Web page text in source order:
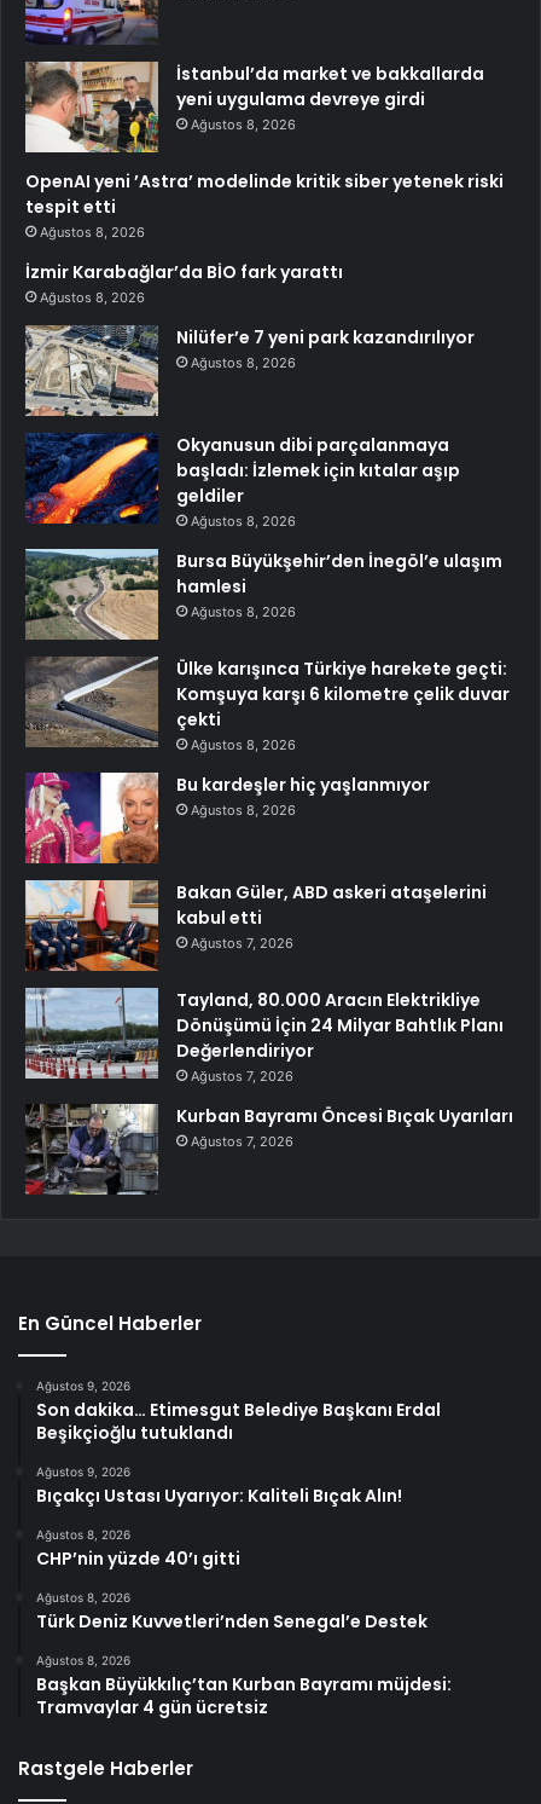
İstanbul’da market ve bakkallarda
yeni uygulama devreye girdi
Ağustos 8, 2026
OpenAI yeni ’Astra’ modelinde kritik siber yetenek riski
tespit etti
Ağustos 8, 2026
İzmir Karabağlar’da BİO fark yarattı
Ağustos 8, 2026
Nilüfer’e 7 yeni park kazandırılıyor
Ağustos 8, 2026
Okyanusun dibi parçalanmaya
başladı: İzlemek için kıtalar aşıp
geldiler
Ağustos 8, 2026
Bursa Büyükşehir’den İnegöl’e ulaşım
hamlesi
Ağustos 8, 2026
Ülke karışınca Türkiye harekete geçti:
Komşuya karşı 6 kilometre çelik duvar
çekti
Ağustos 8, 2026
Bu kardeşler hiç yaşlanmıyor
Ağustos 8, 2026
Bakan Güler, ABD askeri ataşelerini
kabul etti
Ağustos 7, 2026
Tayland, 80.000 Aracın Elektrikliye
Dönüşümü İçin 24 Milyar Bahtlık Planı
Değerlendiriyor
Ağustos 7, 2026
Kurban Bayramı Öncesi Bıçak Uyarıları
Ağustos 7, 2026
En Güncel Haberler
Ağustos 9, 2026
Son dakika… Etimesgut Belediye Başkanı Erdal
Beşikçioğlu tutuklandı
Ağustos 9, 2026
Bıçakçı Ustası Uyarıyor: Kaliteli Bıçak Alın!
Ağustos 8, 2026
CHP’nin yüzde 40’ı gitti
Ağustos 8, 2026
Türk Deniz Kuvvetleri’nden Senegal’e Destek
Ağustos 8, 2026
Başkan Büyükkılıç’tan Kurban Bayramı müjdesi:
Tramvaylar 4 gün ücretsiz
Rastgele Haberler